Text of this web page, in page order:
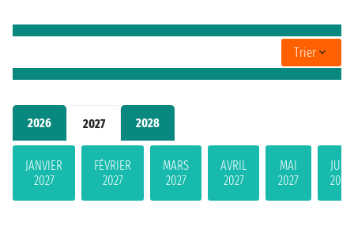
2026 2027 2028
JANVIER
2027
FÉVRIER
2027
MARS
2027
AVRIL
2027
MAI
2027
JUIN
2027
Trier